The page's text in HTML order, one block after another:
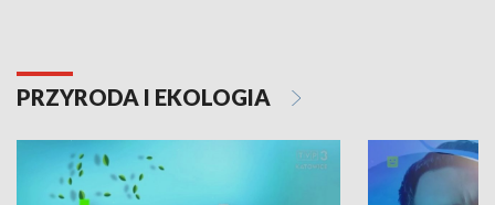
PRZYRODA I EKOLOGIA